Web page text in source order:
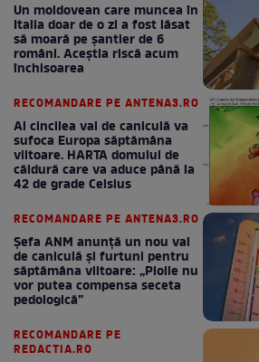
Un moldovean care muncea în
Italia doar de o zi a fost lăsat
să moară pe şantier de 6
români. Aceștia riscă acum
închisoarea
RECOMANDARE PE ANTENA3.RO
Al cincilea val de caniculă va
sufoca Europa săptămâna
viitoare. HARTA domului de
căldură care va aduce până la
42 de grade Celsius
RECOMANDARE PE ANTENA3.RO
Șefa ANM anunță un nou val
de caniculă și furtuni pentru
săptămâna viitoare: „Ploile nu
vor putea compensa seceta
pedologică”
RECOMANDARE PE
REDACTIA.RO